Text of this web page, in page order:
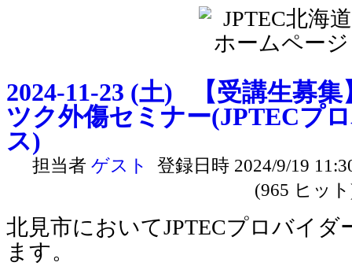
2024-11-23 (土) 【受講生募
ツク外傷セミナー(JPTECプ
ス)
担当者 ゲスト
登録日時 2024/9/19
(965 ヒッ
北見市においてJPTECプロバイダ
ます。